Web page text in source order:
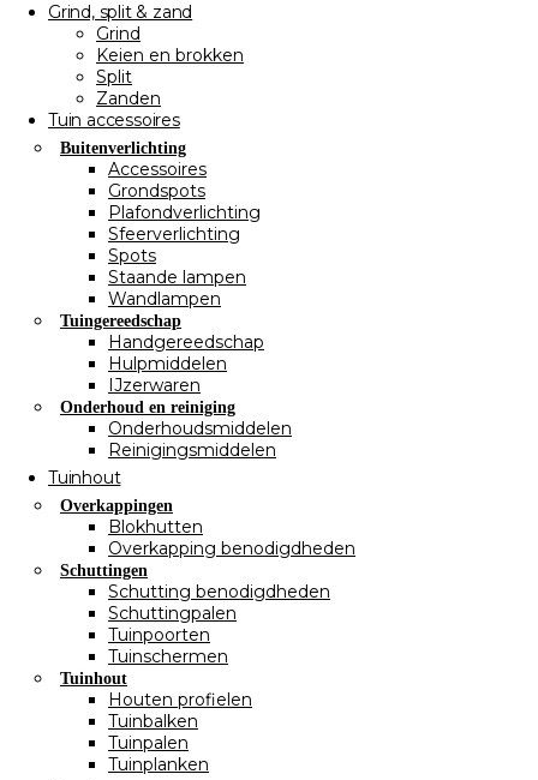
Grind, split & zand
Grind
Keien en brokken
Split
Zanden
Tuin accessoires
Buitenverlichting
Accessoires
Grondspots
Plafondverlichting
Sfeerverlichting
Spots
Staande lampen
Wandlampen
Tuingereedschap
Handgereedschap
Hulpmiddelen
IJzerwaren
Onderhoud en reiniging
Onderhoudsmiddelen
Reinigingsmiddelen
Tuinhout
Overkappingen
Blokhutten
Overkapping benodigdheden
Schuttingen
Schutting benodigdheden
Schuttingpalen
Tuinpoorten
Tuinschermen
Tuinhout
Houten profielen
Tuinbalken
Tuinpalen
Tuinplanken